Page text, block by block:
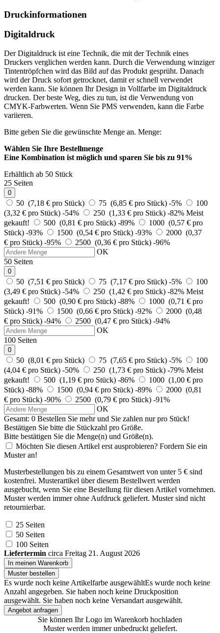
Druckinformationen
Digitaldruck
Der Digitaldruck ist eine Technik, die mit der Technik eines
Druckers verglichen werden kann. Durch die Verwendung winziger
Tintentröpfchen wird das Bild auf das Produkt gesprüht. Danach
wird der Druck sofort getrocknet, damit er schnell verwendet
werden kann. Sie können Ihr Design in Vollfarbe im Digitaldruck
drucken. Der beste Weg, dies zu tun, ist die Verwendung von
CMYK-Farbwerten. Wenn Sie PMS verwenden, kann die Farbe
variieren.
Bitte geben Sie die gewünschte Menge an. Menge:
Wählen Sie Ihre Bestellmenge
Eine Kombination ist möglich und sparen Sie bis zu 91%
Erhältlich ab 50 Stück
25 Seiten
0
50 (7,18 € pro Stück) 75 (6,85 € pro Stück) -5%
100
(3,32 € pro Stück) -54% 250 (1,33 € pro Stück) -82% Meist
gekauft!
500 (0,81 € pro Stück) -89%
1000 (0,57 € pro
Stück) -93% 1500 (0,54 € pro Stück) -93%
2000 (0,37
€ pro Stück) -95% 2500 (0,36 € pro Stück) -96%
OK
50 Seiten
0
50 (7,51 € pro Stück) 75 (7,17 € pro Stück) -5%
100
(3,49 € pro Stück) -54% 250 (1,42 € pro Stück) -82% Meist
gekauft!
500 (0,90 € pro Stück) -88%
1000 (0,71 € pro
Stück) -91% 1500 (0,66 € pro Stück) -92%
2000 (0,48
€ pro Stück) -94% 2500 (0,47 € pro Stück) -94%
OK
100 Seiten
0
50 (8,01 € pro Stück) 75 (7,65 € pro Stück) -5%
100
(4,04 € pro Stück) -50% 250 (1,73 € pro Stück) -79% Meist
gekauft!
500 (1,19 € pro Stück) -86%
1000 (1,00 € pro
Stück) -88% 1500 (0,94 € pro Stück) -89%
2000 (0,81
€ pro Stück) -90% 2500 (0,79 € pro Stück) -91%
OK
Gesamt: 0 Bestellen Sie mehr und Sie zahlen nurpro Stück!
Bestätigen Sie bitte die Stückzahl pro Größe.
Bitte bestätigen Sie die Menge(n) und Größe(n).
Möchten Sie diesen Artikel erst ausprobieren? Fordern Sie ein
Muster an!
Musterbestellungen bis zu einem Gesamtwert von unter 5 € sind
kostenfrei. Musterartikel über diesem Bestellwert werden
ausgebucht, wenn Sie eine Bestellung für diesen Artikel vornehmen.
Muster werden immer ohne Aufdruck geliefert. Muster sind nicht
retournierbar.
25 Seiten
50 Seiten
100 Seiten
Liefertermin circa Freitag 21. August 2026
In meinen Warenkorb
Muster bestellen
Es wurde noch keine Artikelfarbe ausgewähltEs wurde noch keine
Anzahl angegeben. Sie haben noch keine Druckposition
ausgewählt. Sie haben noch keine Versandart ausgewählt.
Angebot anfragen
Sie können Ihr Logo im Warenkorb hochladen
Muster werden immer unbedruckt geliefert.